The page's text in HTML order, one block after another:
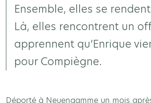
Ensemble, elles se
Là, elles rencontrent un
apprennent qu’Enrique
pour Compiègne.
Déporté à Neuengamme un mois